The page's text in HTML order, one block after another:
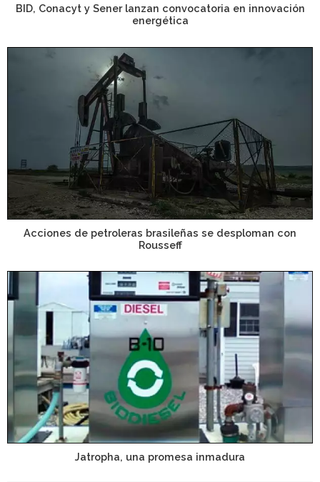
BID, Conacyt y Sener lanzan convocatoria en innovación
energética
Acciones de petroleras brasileñas se desploman con
Rousseff
Jatropha, una promesa inmadura